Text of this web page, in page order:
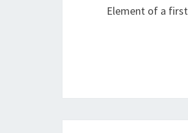
Element of a